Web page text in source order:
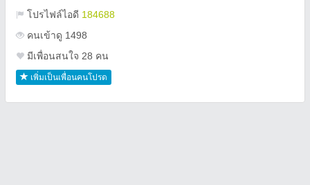
โปรไฟล์ไอดี 184688
คนเข้าดู 1498
มีเพื่อนสนใจ 28 คน
เพิ่มเป็นเพื่อนคนโปรด